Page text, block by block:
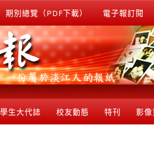
期別總覽（PDF下載） 電子報訂閱
學生大代誌 校友動態 特刊 影